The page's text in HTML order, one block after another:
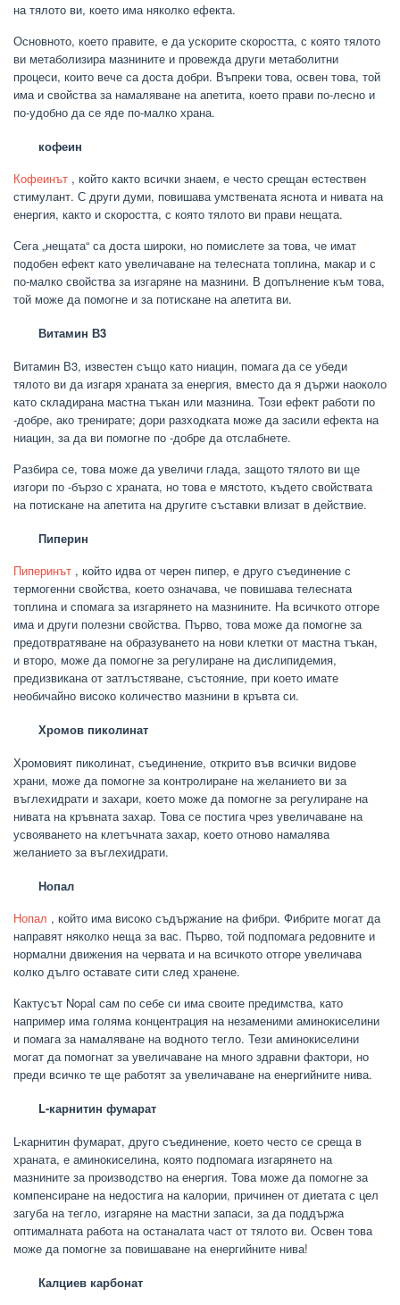
на тялото ви, което има няколко ефекта.
Основното, което правите, е да ускорите скоростта, с която тялото
ви метаболизира мазнините и провежда други метаболитни
процеси, които вече са доста добри. Въпреки това, освен това, той
има и свойства за намаляване на апетита, което прави по-лесно и
по-удобно да се яде по-малко храна.
кофеин
Кофеинът , който както всички знаем, е често срещан естествен
стимулант. С други думи, повишава умствената яснота и нивата на
енергия, както и скоростта, с която тялото ви прави нещата.
Сега „нещата“ са доста широки, но помислете за това, че имат
подобен ефект като увеличаване на телесната топлина, макар и с
по-малко свойства за изгаряне на мазнини. В допълнение към това,
той може да помогне и за потискане на апетита ви.
Витамин В3
Витамин В3, известен също като ниацин, помага да се убеди
тялото ви да изгаря храната за енергия, вместо да я държи наоколо
като складирана мастна тъкан или мазнина. Този ефект работи по
-добре, ако тренирате; дори разходката може да засили ефекта на
ниацин, за да ви помогне по -добре да отслабнете.
Разбира се, това може да увеличи глада, защото тялото ви ще
изгори по -бързо с храната, но това е мястото, където свойствата
на потискане на апетита на другите съставки влизат в действие.
Пиперин
Пиперинът , който идва от черен пипер, е друго съединение с
термогенни свойства, което означава, че повишава телесната
топлина и спомага за изгарянето на мазнините. На всичкото отгоре
има и други полезни свойства. Първо, това може да помогне за
предотвратяване на образуването на нови клетки от мастна тъкан,
и второ, може да помогне за регулиране на дислипидемия,
предизвикана от затлъстяване, състояние, при което имате
необичайно високо количество мазнини в кръвта си.
Хромов пиколинат
Хромовият пиколинат, съединение, открито във всички видове
храни, може да помогне за контролиране на желанието ви за
въглехидрати и захари, което може да помогне за регулиране на
нивата на кръвната захар. Това се постига чрез увеличаване на
усвояването на клетъчната захар, което отново намалява
желанието за въглехидрати.
Нопал
Нопал , който има високо съдържание на фибри. Фибрите могат да
направят няколко неща за вас. Първо, той подпомага редовните и
нормални движения на червата и на всичкото отгоре увеличава
колко дълго оставате сити след хранене.
Кактусът Nopal сам по себе си има своите предимства, като
например има голяма концентрация на незаменими аминокиселини
и помага за намаляване на водното тегло. Тези аминокиселини
могат да помогнат за увеличаване на много здравни фактори, но
преди всичко те ще работят за увеличаване на енергийните нива.
L-карнитин фумарат
L-карнитин фумарат, друго съединение, което често се среща в
храната, е аминокиселина, която подпомага изгарянето на
мазнините за производство на енергия. Това може да помогне за
компенсиране на недостига на калории, причинен от диетата с цел
загуба на тегло, изгаряне на мастни запаси, за да поддържа
оптималната работа на останалата част от тялото ви. Освен това
може да помогне за повишаване на енергийните нива!
Калциев карбонат